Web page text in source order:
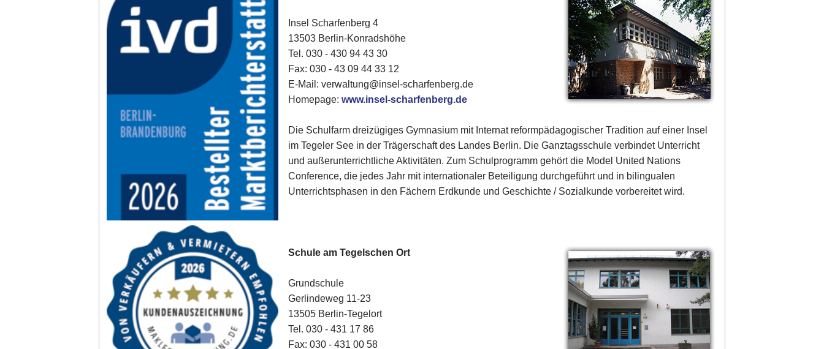
Insel Scharfenberg 4
13503 Berlin-Konradshöhe
Tel. 030 - 430 94 43 30
Fax: 030 - 43 09 44 33 12
E-Mail: verwaltung@insel-scharfenberg.de
Homepage:www.insel-scharfenberg.de
Die Schulfarm dreizügiges Gymnasium mit Internat reformpädagogischer Tradition auf einer Insel
im Tegeler See in der Trägerschaft des Landes Berlin. Die Ganztagsschule verbindet Unterricht
und außerunterrichtliche Aktivitäten. Zum Schulprogramm gehört die Model United Nations
Conference, die jedes Jahr mit internationaler Beteiligung durchgeführt und in bilingualen
Unterrichtsphasen in den Fächern Erdkunde und Geschichte / Sozialkunde vorbereitet wird.
Schule am Tegelschen Ort
Grundschule
Gerlindeweg 11-23
13505 Berlin-Tegelort
Tel. 030 - 431 17 86‎
Fax: 030 - 431 00 58‎